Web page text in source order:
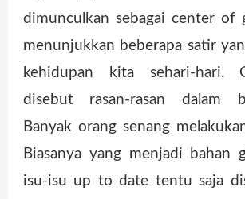
dimunculkan sebagai center of
menunjukkan beberapa satir
kehidupan kita sehari-hari.
disebut rasan-rasan dalam
Banyak orang senang
Biasanya yang menjadi bahan
isu-isu up to date tentu saja